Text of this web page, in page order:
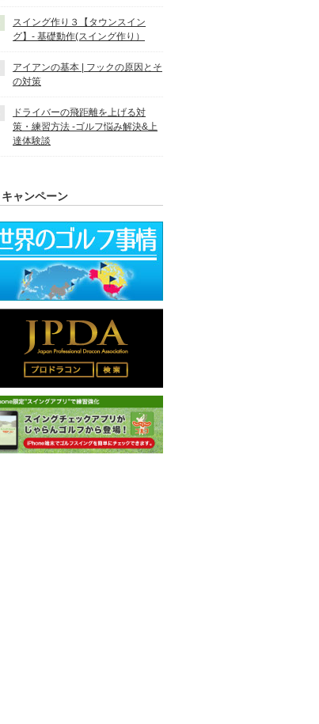
スイング作り３【タウンスイン
グ】‐ 基礎動作(スイング作り）
アイアンの基本 | フックの原因とそ
の対策
ドライバーの飛距離を上げる対
策・練習方法 -ゴルフ悩み解決&上
達体験談
キャンペーン